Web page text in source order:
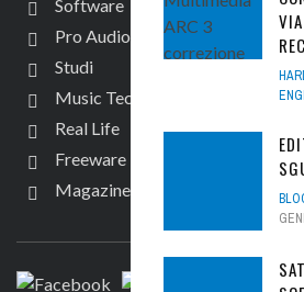
Software
Pro Audio
Studi
Music Tech
Real Life
Freeware
Magazine
SEGUICI